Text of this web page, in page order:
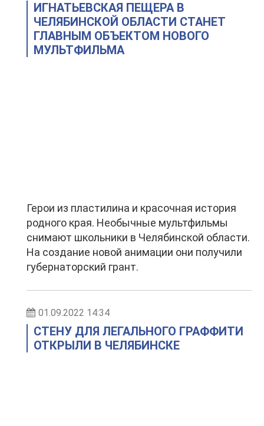
ИГНАТЬЕВСКАЯ ПЕЩЕРА В
ЧЕЛЯБИНСКОЙ ОБЛАСТИ СТАНЕТ
ГЛАВНЫМ ОБЪЕКТОМ НОВОГО
МУЛЬТФИЛЬМА
Герои из пластилина и красочная история
родного края. Необычные мультфильмы
снимают школьники в Челябинской области.
На создание новой анимации они получили
губернаторский грант.
01.09.2022 14:34
СТЕНУ ДЛЯ ЛЕГАЛЬНОГО ГРАФФИТИ
ОТКРЫЛИ В ЧЕЛЯБИНСКЕ